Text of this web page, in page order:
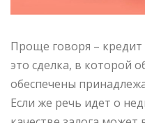
Проще говоря –
это сделка, в которой
обеспечены
Если же речь идет о